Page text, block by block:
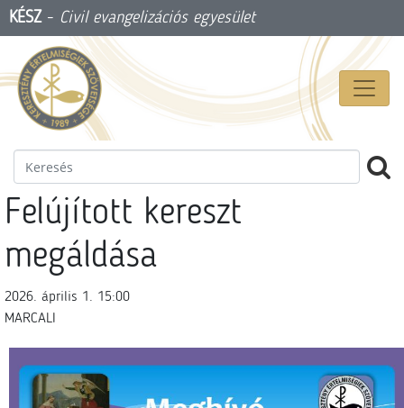
KÉSZ- Civil evangelizációs egyesület
Felújított kereszt
megáldása
2026. április 1. 15:00
MARCALI